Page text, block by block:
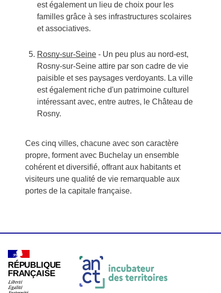
est également un lieu de choix pour les
familles grâce à ses infrastructures scolaires
et associatives.
Rosny-sur-Seine- Un peu plus au nord-est,
Rosny-sur-Seine attire par son cadre de vie
paisible et ses paysages verdoyants. La ville
est également riche d'un patrimoine culturel
intéressant avec, entre autres, le Château de
Rosny.
Ces cinq villes, chacune avec son caractère
propre, forment avec Buchelay un ensemble
cohérent et diversifié, offrant aux habitants et
visiteurs une qualité de vie remarquable aux
portes de la capitale française.
RÉPUBLIQUE
FRANÇAISE